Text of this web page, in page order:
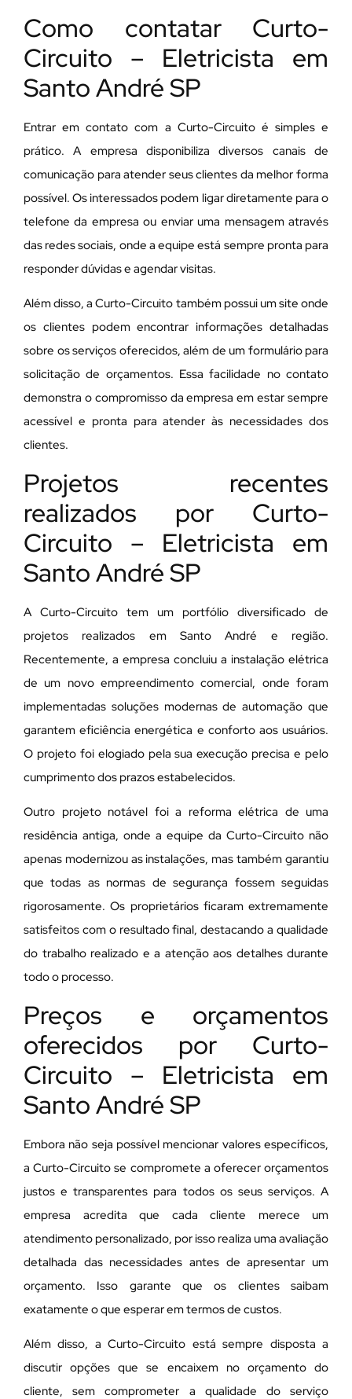
Como contatar Curto-
Circuito – Eletricista em
Santo André SP
Entrar em contato com a Curto-Circuito é simples e
prático. A empresa disponibiliza diversos canais de
comunicação para atender seus clientes da melhor forma
possível. Os interessados podem ligar diretamente para o
telefone da empresa ou enviar uma mensagem através
das redes sociais, onde a equipe está sempre pronta para
responder dúvidas e agendar visitas.
Além disso, a Curto-Circuito também possui um site onde
os clientes podem encontrar informações detalhadas
sobre os serviços oferecidos, além de um formulário para
solicitação de orçamentos. Essa facilidade no contato
demonstra o compromisso da empresa em estar sempre
acessível e pronta para atender às necessidades dos
clientes.
Projetos recentes
realizados por Curto-
Circuito – Eletricista em
Santo André SP
A Curto-Circuito tem um portfólio diversificado de
projetos realizados em Santo André e região.
Recentemente, a empresa concluiu a instalação elétrica
de um novo empreendimento comercial, onde foram
implementadas soluções modernas de automação que
garantem eficiência energética e conforto aos usuários.
O projeto foi elogiado pela sua execução precisa e pelo
cumprimento dos prazos estabelecidos.
Outro projeto notável foi a reforma elétrica de uma
residência antiga, onde a equipe da Curto-Circuito não
apenas modernizou as instalações, mas também garantiu
que todas as normas de segurança fossem seguidas
rigorosamente. Os proprietários ficaram extremamente
satisfeitos com o resultado final, destacando a qualidade
do trabalho realizado e a atenção aos detalhes durante
todo o processo.
Preços e orçamentos
oferecidos por Curto-
Circuito – Eletricista em
Santo André SP
Embora não seja possível mencionar valores específicos,
a Curto-Circuito se compromete a oferecer orçamentos
justos e transparentes para todos os seus serviços. A
empresa acredita que cada cliente merece um
atendimento personalizado, por isso realiza uma avaliação
detalhada das necessidades antes de apresentar um
orçamento. Isso garante que os clientes saibam
exatamente o que esperar em termos de custos.
Além disso, a Curto-Circuito está sempre disposta a
discutir opções que se encaixem no orçamento do
cliente, sem comprometer a qualidade do serviço